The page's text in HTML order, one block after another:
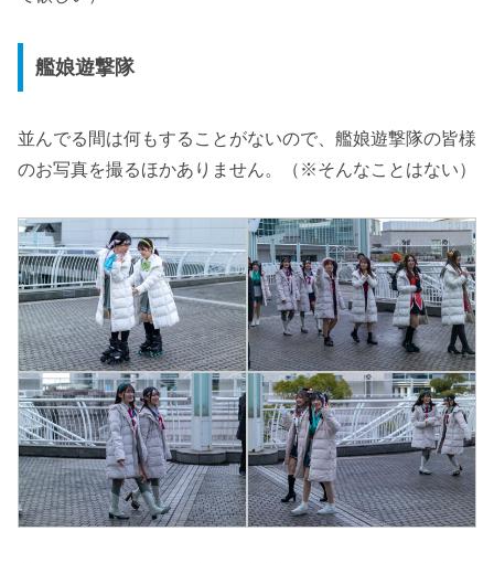
艦娘遊撃隊
並んでる間は何もすることがないので、艦娘遊撃隊の皆様
のお写真を撮るほかありません。（※そんなことはない）